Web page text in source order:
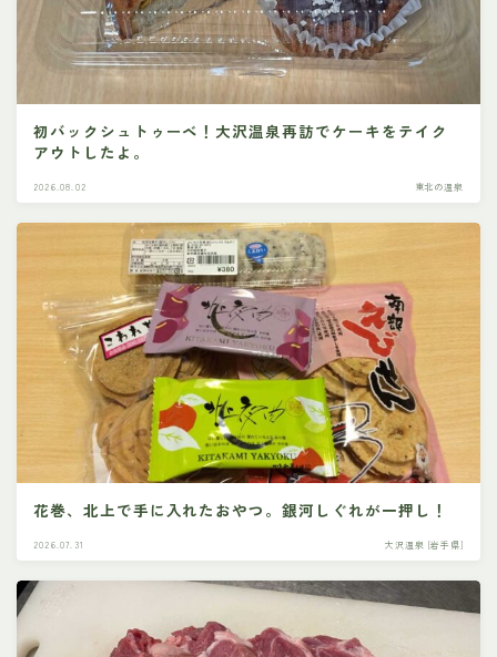
初バックシュトゥーベ！大沢温泉再訪でケーキをテイク
アウトしたよ。
2026.08.02 東北の温泉
花巻、北上で手に入れたおやつ。銀河しぐれが一押し！
2026.07.31 大沢温泉 [岩手県]